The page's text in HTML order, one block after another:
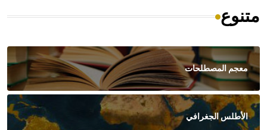
متنوع
معجم المصطلحات
الأطلس الجغرافي